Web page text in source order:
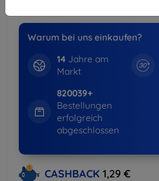
Warum bei uns einkaufen?
14Jahre am
Markt
820039+
Bestellungen
erfolgreich
abgeschlossen
CASHBACK 1,29 €